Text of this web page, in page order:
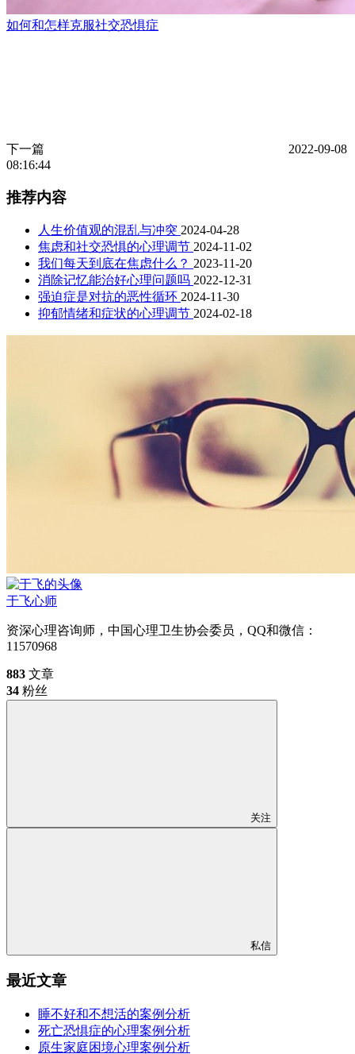
如何和怎样克服社交恐惧症
下一篇
2022-09-08
08:16:44
推荐内容
人生价值观的混乱与冲突 2024-04-28
焦虑和社交恐惧的心理调节 2024-11-02
我们每天到底在焦虑什么？ 2023-11-20
消除记忆能治好心理问题吗 2022-12-31
强迫症是对抗的恶性循环 2024-11-30
抑郁情绪和症状的心理调节 2024-02-18
于飞心师
资深心理咨询师，中国心理卫生协会委员，QQ和微信：
11570968
883 文章
34 粉丝
关注
私信
最近文章
睡不好和不想活的案例分析
死亡恐惧症的心理案例分析
原生家庭困境心理案例分析